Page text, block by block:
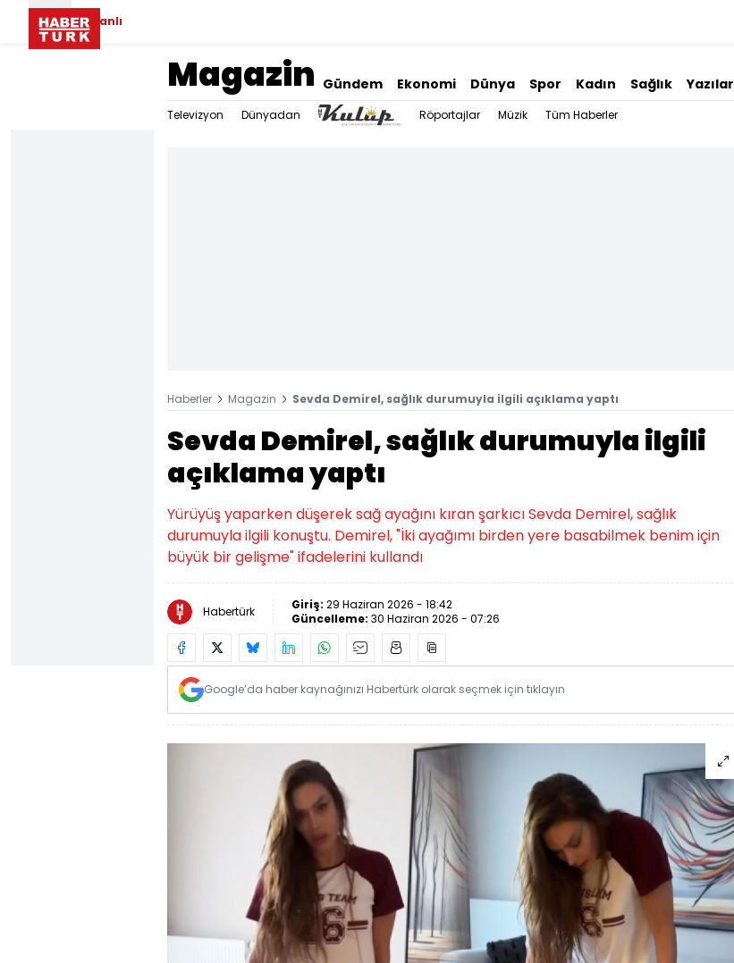
Canlı
Magazin Gündem Ekonomi Dünya Spor Kadın Sağlık Yazılar
Televizyon Dünyadan Röportajlar Müzik Tüm Haberler
Haberler Magazin Sevda Demirel, sağlık durumuyla ilgili açıklama yaptı
Sevda Demirel, sağlık durumuyla ilgili
açıklama yaptı
Yürüyüş yaparken düşerek sağ ayağını kıran şarkıcı Sevda Demirel, sağlık
durumuyla ilgili konuştu. Demirel, "İki ayağımı birden yere basabilmek benim için
büyük bir gelişme" ifadelerini kullandı
Habertürk Giriş: 29 Haziran 2026 - 18:42
Güncelleme: 30 Haziran 2026 - 07:26
Google’da haber kaynağınızı Habertürk olarak seçmek için tıklayın